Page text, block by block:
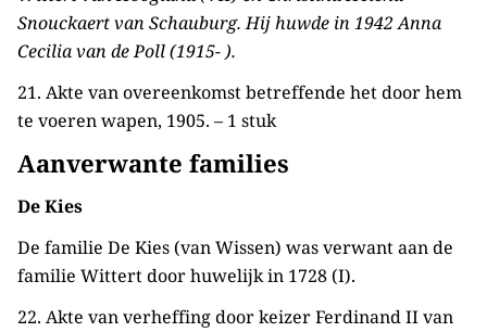
Snouckaert van Schauburg. Hij huwde in 1942 Anna
Cecilia van de Poll (1915- ).
21. Akte van overeenkomst betreffende het door hem
te voeren wapen, 1905. – 1 stuk
Aanverwante families
De Kies
De familie De Kies (van Wissen) was verwant aan de
familie Wittert door huwelijk in 1728 (I).
22. Akte van verheffing door keizer Ferdinand II van